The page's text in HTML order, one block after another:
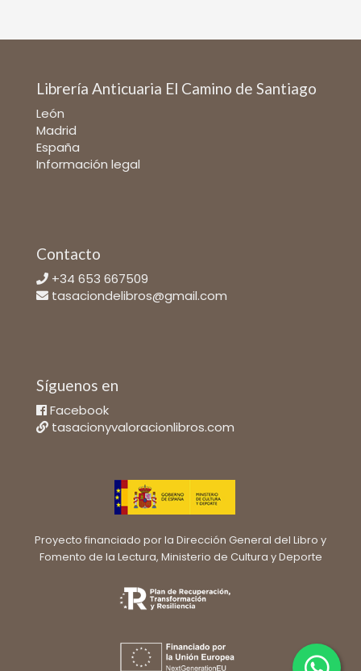
Librería Anticuaria El Camino de Santiago
León
Madrid
España
Información legal
Contacto
+34 653 667509
tasaciondelibros@gmail.com
Síguenos en
Facebook
tasacionyvaloracionlibros.com
Proyecto financiado por la Dirección General del Libro y
Fomento de la Lectura, Ministerio de Cultura y Deporte